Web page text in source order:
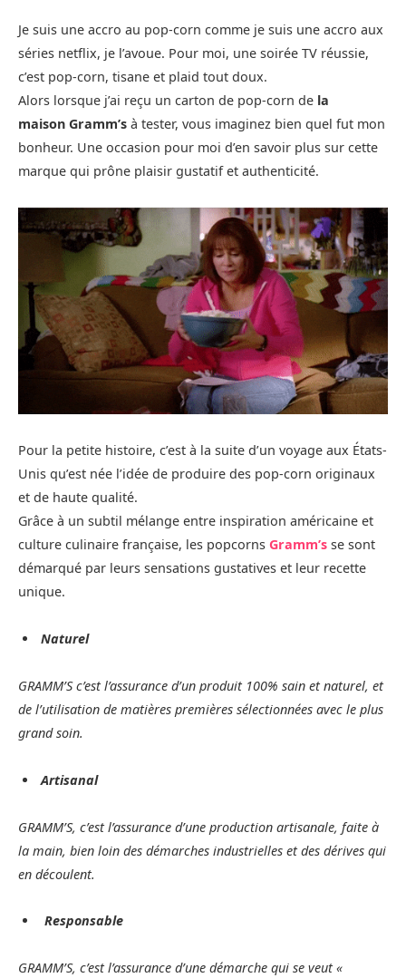
Je suis une accro au pop-corn comme je suis une accro aux
séries netflix, je l’avoue. Pour moi, une soirée TV réussie,
c’est pop-corn, tisane et plaid tout doux.
Alors lorsque j’ai reçu un carton de pop-corn de la
maison Gramm’s à tester, vous imaginez bien quel fut mon
bonheur. Une occasion pour moi d’en savoir plus sur cette
marque qui prône plaisir gustatif et authenticité.
Pour la petite histoire, c’est à la suite d’un voyage aux États-
Unis qu’est née l’idée de produire des pop-corn originaux
et de haute qualité.
Grâce à un subtil mélange entre inspiration américaine et
culture culinaire française, les popcorns Gramm’s se sont
démarqué par leurs sensations gustatives et leur recette
unique.
Naturel
GRAMM’S c’est l’assurance d’un produit 100% sain et naturel, et
de l’utilisation de matières premières sélectionnées avec le plus
grand soin.
Artisanal
GRAMM’S, c’est l’assurance d’une production artisanale, faite à
la main, bien loin des démarches industrielles et des dérives qui
en découlent.
Responsable
GRAMM’S, c’est l’assurance d’une démarche qui se veut «